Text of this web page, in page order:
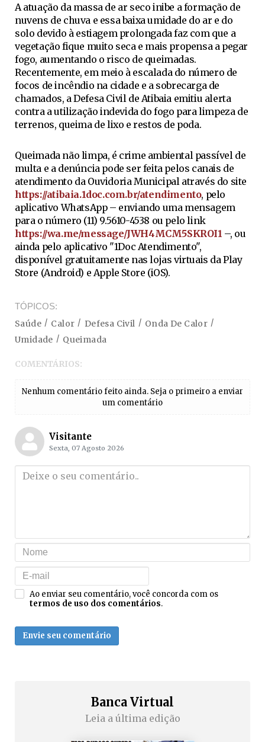
A atuação da massa de ar seco inibe a formação de
nuvens de chuva e essa baixa umidade do ar e do
solo devido à estiagem prolongada faz com que a
vegetação fique muito seca e mais propensa a pegar
fogo, aumentando o risco de queimadas.
Recentemente, em meio à escalada do número de
focos de incêndio na cidade e a sobrecarga de
chamados, a Defesa Civil de Atibaia emitiu alerta
contra a utilização indevida do fogo para limpeza de
terrenos, queima de lixo e restos de poda.
Queimada não limpa, é crime ambiental passível de
multa e a denúncia pode ser feita pelos canais de
atendimento da Ouvidoria Municipal através do site
https://atibaia.1doc.com.br/atendimento, pelo
aplicativo WhatsApp – enviando uma mensagem
para o número (11) 9.5610-4538 ou pelo link
https://wa.me/message/JWH4MCM5SKROI1 –, ou
ainda pelo aplicativo "1Doc Atendimento",
disponível gratuitamente nas lojas virtuais da Play
Store (Android) e Apple Store (iOS).
TÓPICOS
Saúde Calor Defesa Civil
Onda De Calor
Umidade
Queimada
COMENTÁRIOS:
Nenhum comentário feito ainda. Seja o primeiro a enviar
um comentário
Visitante
Sexta, 07 Agosto 2026
Ao enviar seu comentário, você concorda com os
termos de uso dos comentários.
Envie seu comentário
Banca Virtual
Leia a última edição